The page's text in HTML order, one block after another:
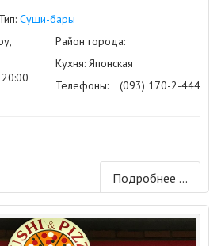
Суши-бары
Район города:
Кухня: Японская
Телефоны:
(093) 170-2-444
Подробнее ...